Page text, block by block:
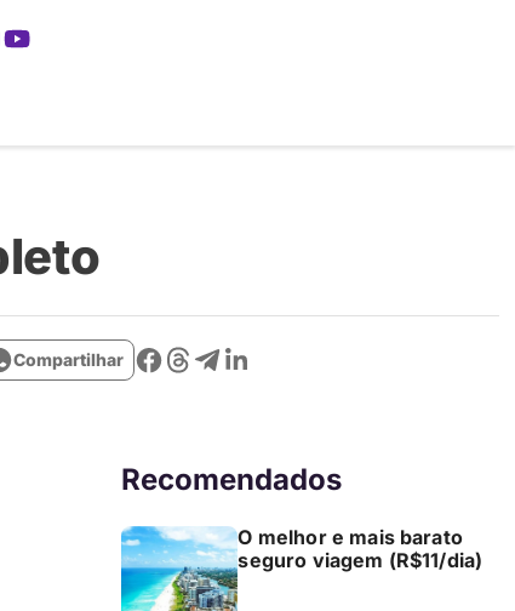
Compartilhar
Recomendados
O melhor e mais barato
seguro viagem (R$11/dia)